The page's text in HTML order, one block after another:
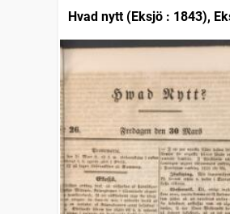
Hvad nytt (Eksjö : 1843),